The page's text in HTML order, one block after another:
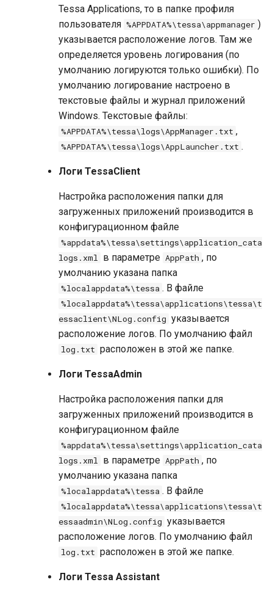
Tessa Applications, то в папке профиля
пользователя %APPDATA%\tessa\appmanager )
указывается расположение логов. Там же
определяется уровень логирования (по
умолчанию логируются только ошибки). По
умолчанию логирование настроено в
текстовые файлы и журнал приложений
Windows. Текстовые файлы:
%APPDATA%\tessa\logs\AppManager.txt ,
%APPDATA%\tessa\logs\AppLauncher.txt .
Логи TessaClient
Настройка расположения папки для
загруженных приложений производится в
конфигурационном файле
%appdata%\tessa\settings\application_cata
logs.xml в параметре AppPath , по
умолчанию указана папка
%localappdata%\tessa . В файле
%localappdata%\tessa\applications\tessa\t
essaclient\NLog.config указывается
расположение логов. По умолчанию файл
log.txt расположен в этой же папке.
Логи TessaAdmin
Настройка расположения папки для
загруженных приложений производится в
конфигурационном файле
%appdata%\tessa\settings\application_cata
logs.xml в параметре AppPath , по
умолчанию указана папка
%localappdata%\tessa . В файле
%localappdata%\tessa\applications\tessa\t
essaadmin\NLog.config указывается
расположение логов. По умолчанию файл
log.txt расположен в этой же папке.
Логи Tessa Assistant